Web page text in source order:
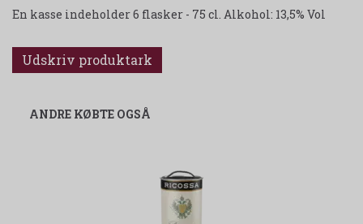
En kasse indeholder 6 flasker - 75 cl. Alkohol: 13,5% Vol
Udskriv produktark
ANDRE KØBTE OGSÅ